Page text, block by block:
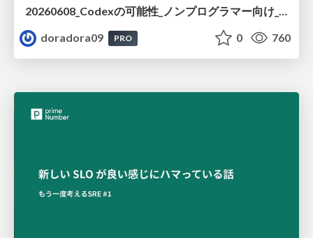
20260608_Codexの可能性_ノンプログラマー向け_大城追記
doradora09
PRO 0 760